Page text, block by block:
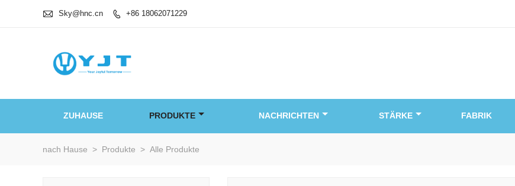
 Sky@hnc.cn  +86 18062071229
ZUHAUSE PRODUKTE NACHRICHTEN STÄRKE FABRIK
nach Hause > Produkte > Alle Produkte